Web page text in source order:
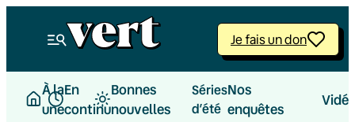
Je fais un don
À la
une
En
continu
Bonnes
nouvelles
Séries
d’été
Nos
enquêtes